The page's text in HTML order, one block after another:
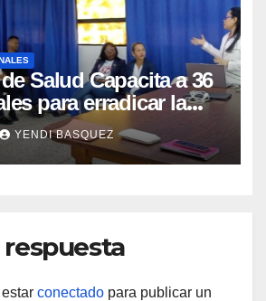
Salud Capacita a 36
para erradicar la
en Yaracuy
YENDI BASQUEZ
conectado para publicar un